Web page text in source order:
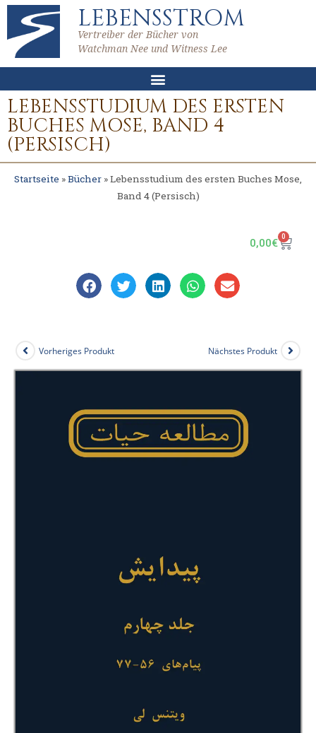
LEBENSSTROM
Vertreiber der Bücher von
Watchman Nee und Witness Lee
LEBENSSTUDIUM DES ERSTEN
BUCHES MOSE, BAND 4
(PERSISCH)
Startseite »Bücher »Lebensstudium des ersten Buches Mose,
Band 4 (Persisch)
0,00€ 0
Vorheriges Produkt Nächstes Produkt